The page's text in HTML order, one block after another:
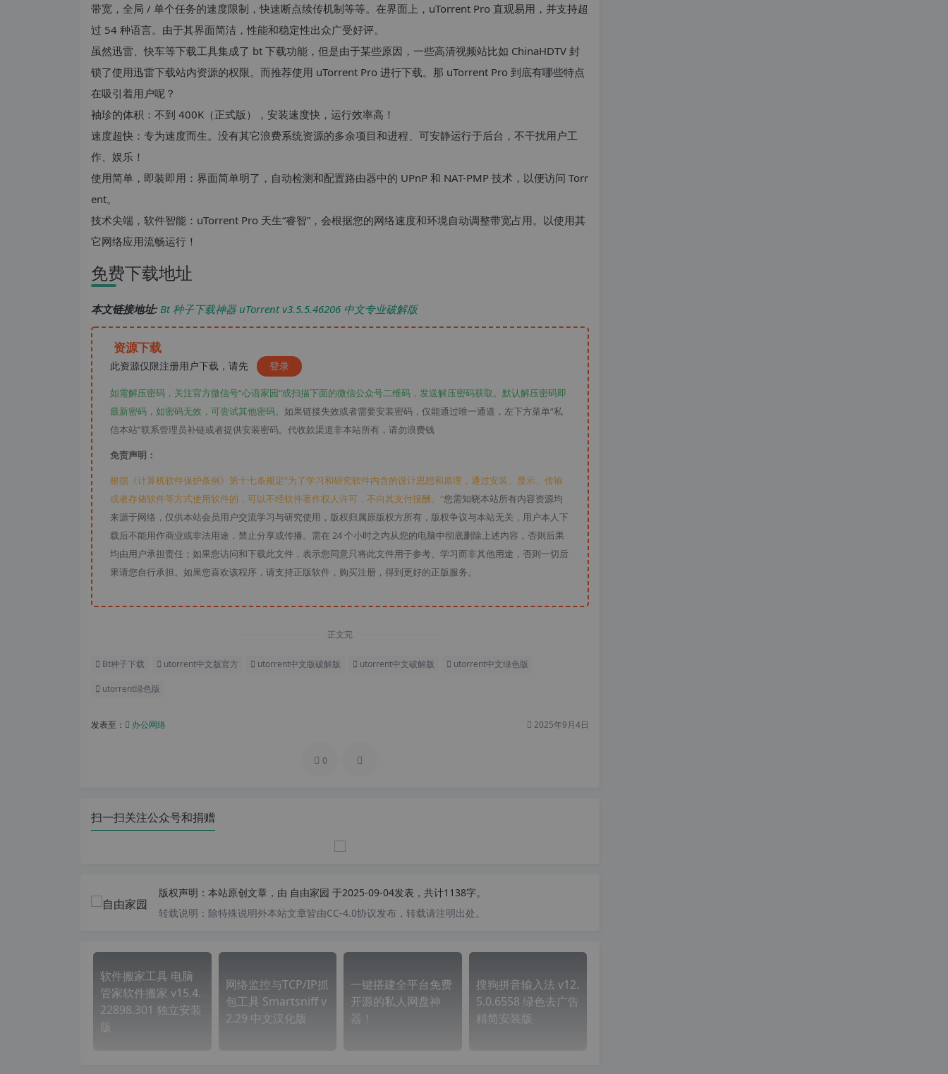
带宽，全局 / 单个任务的速度限制，快速断点续传机制等等。在界面上，uTorrent Pro 直观易用，并支持超
过 54 种语言。由于其界面简洁，性能和稳定性出众广受好评。
虽然迅雷、快车等下载工具集成了 bt 下载功能，但是由于某些原因，一些高清视频站比如 ChinaHDTV 封
锁了使用迅雷下载站内资源的权限。而推荐使用 uTorrent Pro 进行下载。那 uTorrent Pro 到底有哪些特点
在吸引着用户呢？
袖珍的体积：不到 400K（正式版），安装速度快，运行效率高！
速度超快：专为速度而生。没有其它浪费系统资源的多余项目和进程、可安静运行于后台，不干扰用户工
作、娱乐！
使用简单，即装即用：界面简单明了，自动检测和配置路由器中的 UPnP 和 NAT-PMP 技术，以便访问 Torr
ent。
技术尖端，软件智能：uTorrent Pro 天生“睿智”，会根据您的网络速度和环境自动调整带宽占用。以使用其
它网络应用流畅运行！
免费下载地址
本文链接地址: Bt 种子下载神器 uTorrent v3.5.5.46206 中文专业破解版
资源下载
此资源仅限注册用户下载，请先 登录
如需解压密码，关注官方微信号“心语家园“或扫描下面的微信公众号二维码，发送解压密码获取。默认解压密码即
最新密码，如密码无效，可尝试其他密码。 如果链接失效或者需要安装密码，仅能通过唯一通道，左下方菜单“私
信本站”联系管理员补链或者提供安装密码。代收款渠道非本站所有，请勿浪费钱
免责声明：
根据《计算机软件保护条例》第十七条规定“为了学习和研究软件内含的设计思想和原理，通过安装、显示、传输
或者存储软件等方式使用软件的，可以不经软件著作权人许可，不向其支付报酬。”您需知晓本站所有内容资源均
来源于网络，仅供本站会员用户交流学习与研究使用，版权归属原版权方所有，版权争议与本站无关，用户本人下
载后不能用作商业或非法用途，禁止分享或传播。需在 24 个小时之内从您的电脑中彻底删除上述内容，否则后果
均由用户承担责任；如果您访问和下载此文件，表示您同意只将此文件用于参考、学习而非其他用途，否则一切后
果请您自行承担。如果您喜欢该程序，请支持正版软件，购买注册，得到更好的正版服务。
正文完
Bt种子下载 utorrent中文版官方 utorrent中文版破解版 utorrent中文破解版 utorrent中文绿色版
utorrent绿色版
发表至： 办公网络 2025年9月4日
0
扫一扫关注公众号和捐赠
版权声明： 本站原创文章，由 自由家园 于2025-09-04发表，共计1138字。
转载说明： 除特殊说明外本站文章皆由CC-4.0协议发布，转载请注明出处。
软件搬家工具 电脑
管家软件搬家 v15.4.
22898.301 独立安装
版
网络监控与TCP/IP抓
包工具 Smartsniff v
2.29 中文汉化版
一键搭建全平台免费
开源的私人网盘神
器！
搜狗拼音输入法 v12.
5.0.6558 绿色去广告
精简安装版